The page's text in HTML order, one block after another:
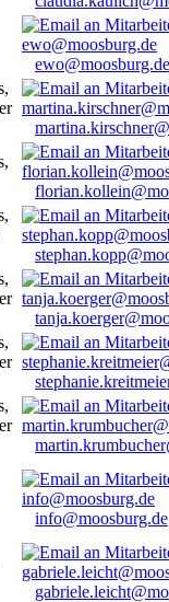
ewo@moosburg.de
info@moosburg.de